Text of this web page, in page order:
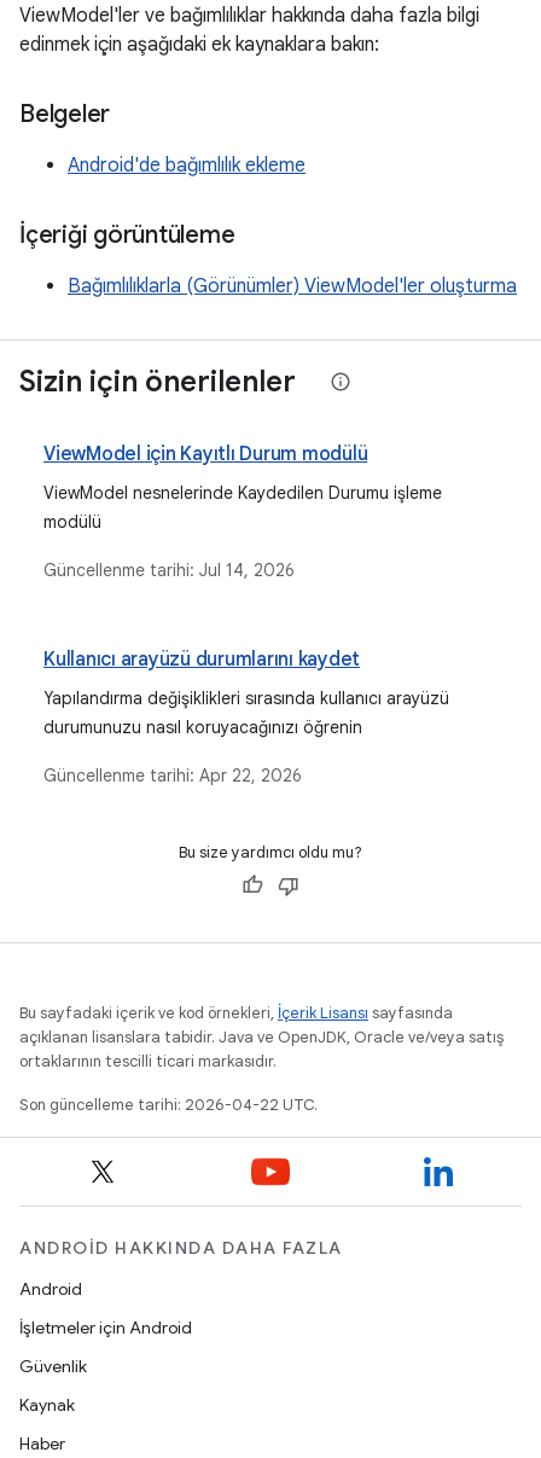
ViewModel'ler ve bağımlılıklar hakkında daha fazla bilgi
edinmek için aşağıdaki ek kaynaklara bakın:
Belgeler
Android'de bağımlılık ekleme
İçeriği görüntüleme
Bağımlılıklarla (Görünümler) ViewModel'ler oluşturma
Sizin için önerilenler
ViewModel için Kayıtlı Durum modülü
ViewModel nesnelerinde Kaydedilen Durumu işleme
modülü
Güncellenme tarihi: Jul 14, 2026
Kullanıcı arayüzü durumlarını kaydet
Yapılandırma değişiklikleri sırasında kullanıcı arayüzü
durumunuzu nasıl koruyacağınızı öğrenin
Güncellenme tarihi: Apr 22, 2026
Bu size yardımcı oldu mu?
Bu sayfadaki içerik ve kod örnekleri, İçerik Lisansı sayfasında
açıklanan lisanslara tabidir. Java ve OpenJDK, Oracle ve/veya satış
ortaklarının tescilli ticari markasıdır.
Son güncelleme tarihi: 2026-04-22 UTC.
ANDROID HAKKINDA DAHA FAZLA
Android
İşletmeler için Android
Güvenlik
Kaynak
Haber